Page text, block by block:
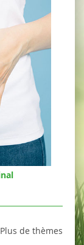
Plus de thèmes